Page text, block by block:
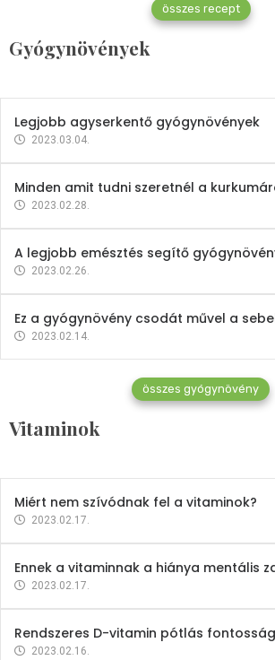
összes recept
Gyógynövények
Mindent a petrezselyemről
2023.12.21.
Legjobb agyserkentő gyógynövények
2023.03.04.
Minden amit tudni szeretnél a
2023.02.28.
A legjobb emésztés segítő
2023.02.26.
Ez a gyógynövény csodát művel a
2023.02.14.
összes gyógynövény
Vitaminok
Vitaminok
Mindent a B-12 vitaminról
2023.02.27.
Miért nem szívódnak fel a vitaminok?
2023.02.17.
Ennek a vitaminnak a hiánya mentális
2023.02.17.
Rendszeres D-vitamin pótlás
2023.02.16.